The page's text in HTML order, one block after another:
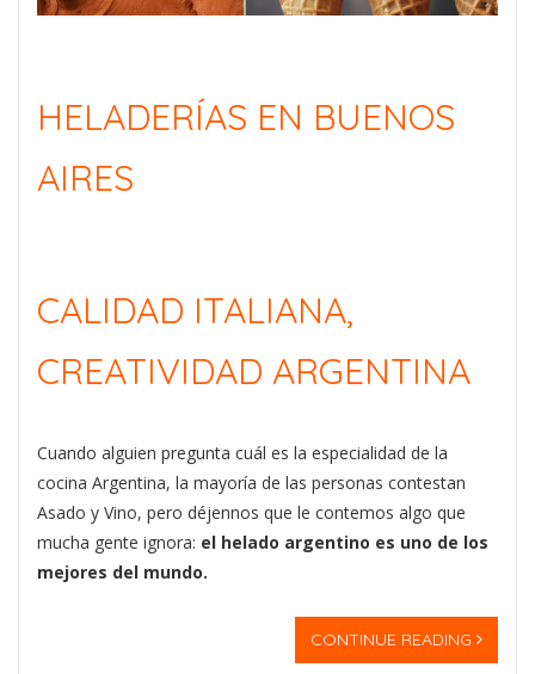
HELADERÍAS EN BUENOS
AIRES
CALIDAD ITALIANA,
CREATIVIDAD ARGENTINA
Cuando alguien pregunta cuál es la especialidad de la
cocina Argentina, la mayoría de las personas contestan
Asado y Vino, pero déjennos que le contemos algo que
mucha gente ignora: el helado argentino es uno de los
mejores del mundo.
CONTINUE READING